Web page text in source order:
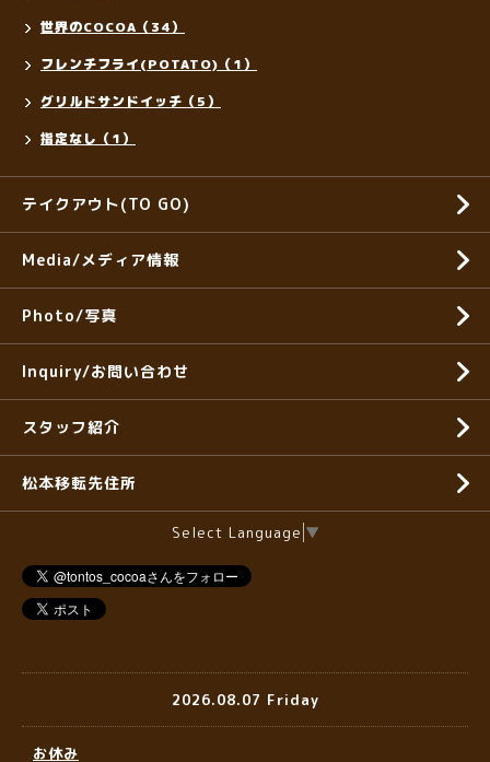
世界のCOCOA（34）
フレンチフライ(POTATO)（1）
グリルドサンドイッチ（5）
指定なし（1）
テイクアウト(TO GO)
Media/メディア情報
Photo/写真
Inquiry/お問い合わせ
スタッフ紹介
松本移転先住所
Select Language ▼
2026.08.07 Friday
お休み